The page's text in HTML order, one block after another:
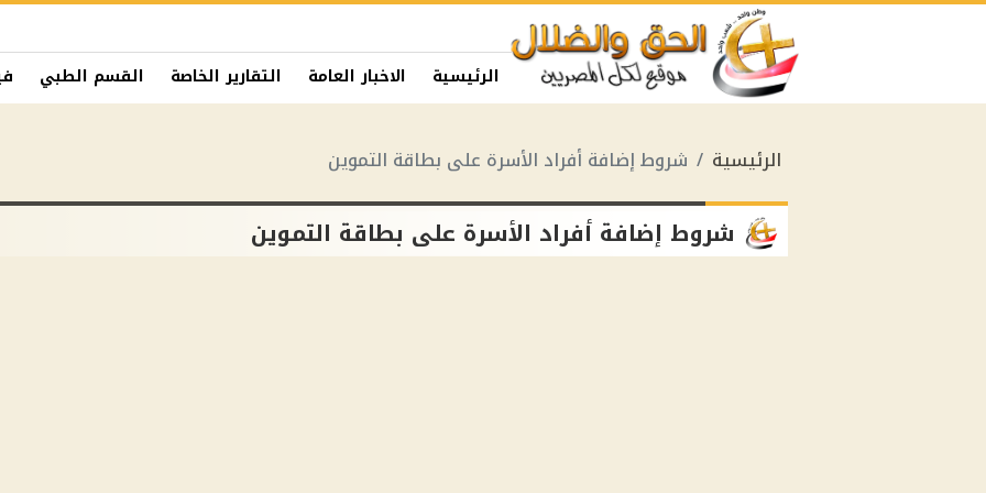
الرئيسية الاخبار العامة التقارير الخاصة القسم الطبي
الرئيسية شروط إضافة أفراد الأسرة على بطاقة التموين
شروط إضافة أفراد الأسرة على بطاقة التموين